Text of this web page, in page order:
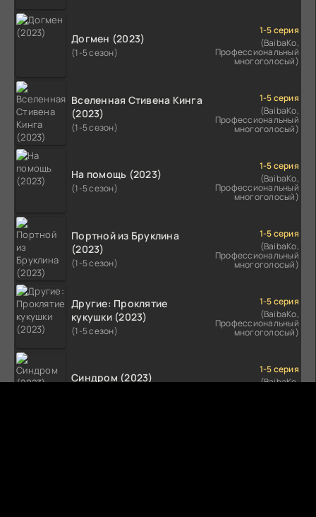
Догмен (2023)
(1-5 сезон)
1-5 серия
(BaibaKo,
Профессиональный
многоголосый)
Вселенная Стивена Кинга
(2023)
(1-5 сезон)
1-5 серия
(BaibaKo,
Профессиональный
многоголосый)
На помощь (2023)
(1-5 сезон)
1-5 серия
(BaibaKo,
Профессиональный
многоголосый)
Портной из Бруклина
(2023)
(1-5 сезон)
1-5 серия
(BaibaKo,
Профессиональный
многоголосый)
Другие: Проклятие
кукушки (2023)
(1-5 сезон)
1-5 серия
(BaibaKo,
Профессиональный
многоголосый)
Синдром (2023)
1-5 серия
(BaibaKo,